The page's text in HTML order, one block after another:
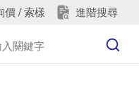
價 / 索樣 進階搜尋